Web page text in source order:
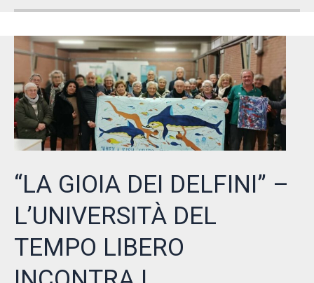
promuove
attività
culturali
nelle
scuole
d’Italia
“LA GIOIA DEI DELFINI” –
L’UNIVERSITÀ DEL
TEMPO LIBERO